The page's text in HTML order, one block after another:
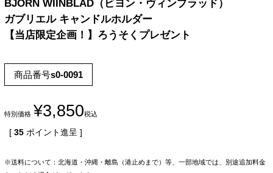
BJORN WIINBLAD（ビヨン・ヴィンブラッド）
ガブリエル キャンドルホルダー
【当店限定企画！】ろうそくプレゼント
商品番号s0-0091
特別価格 ¥3,850税込
[ 35 ポイント進呈 ]
※送料について：北海道・沖縄・離島（港止めまで）等、一部地域では、別途追加料金